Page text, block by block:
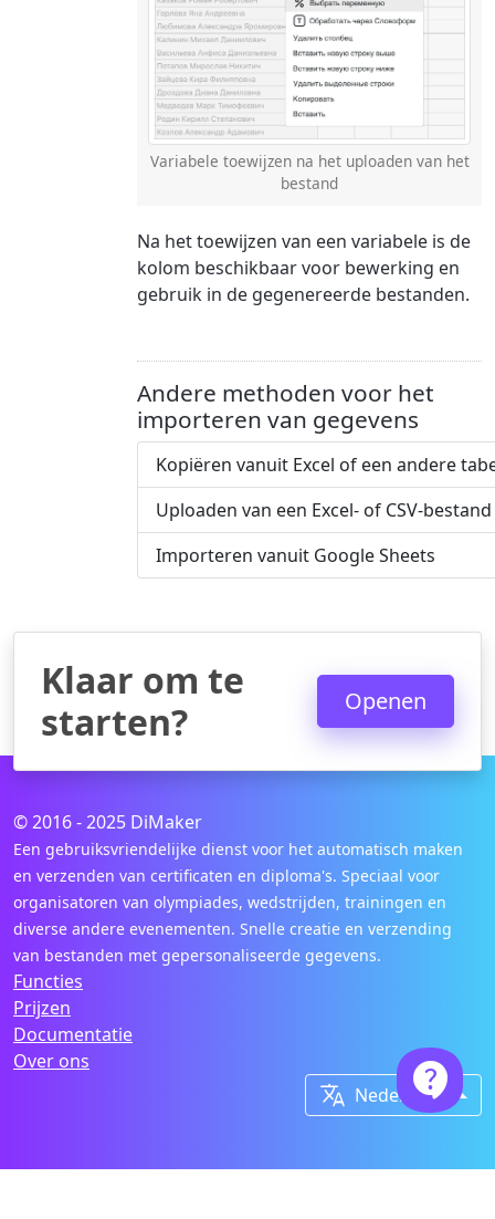
Variabele toewijzen na het uploaden van het
bestand
Na het toewijzen van een variabele is de
kolom beschikbaar voor bewerking en
gebruik in de gegenereerde bestanden.
Andere methoden voor het
importeren van gegevens
Kopiëren vanuit Excel of een andere
Uploaden van een Excel- of CSV-bestand
Importeren vanuit Google Sheets
Klaar om te
starten?
Openen
© 2016 - 2025 DiMaker
Een gebruiksvriendelijke dienst voor het automatisch maken
en verzenden van certificaten en diploma's. Speciaal voor
organisatoren van olympiades, wedstrijden, trainingen en
diverse andere evenementen. Snelle creatie en verzending
van bestanden met gepersonaliseerde gegevens.
Functies
Prijzen
Documentatie
Over ons
 Nederlands
